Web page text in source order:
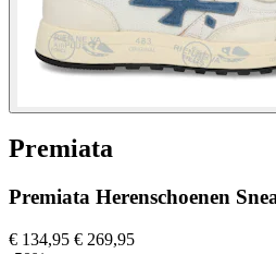
Premiata
Premiata Herenschoenen
€ 134,95 € 269,95